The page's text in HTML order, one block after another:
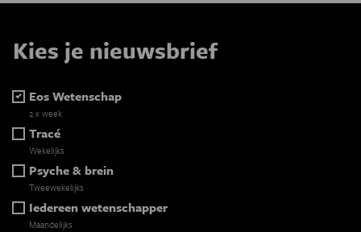
Kies je nieuwsbrief
Eos Wetenschap
2 x week
Tracé
Wekelijks
Psyche & brein
Tweewekelijks
Iedereen wetenschapper
Maandelijks